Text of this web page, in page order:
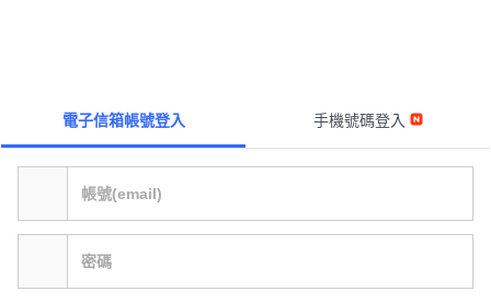
電子信箱帳號登入 手機號碼登入